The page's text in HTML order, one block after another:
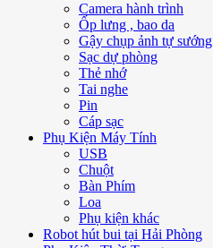
Camera hành trình
Ốp lưng , bao da
Gậy chụp ảnh tự sướng
Sạc dự phòng
Thẻ nhớ
Tai nghe
Pin
Cáp sạc
Phụ Kiện Máy Tính
USB
Chuột
Bàn Phím
Loa
Phụ kiện khác
Robot hút bui tại Hải Phòng